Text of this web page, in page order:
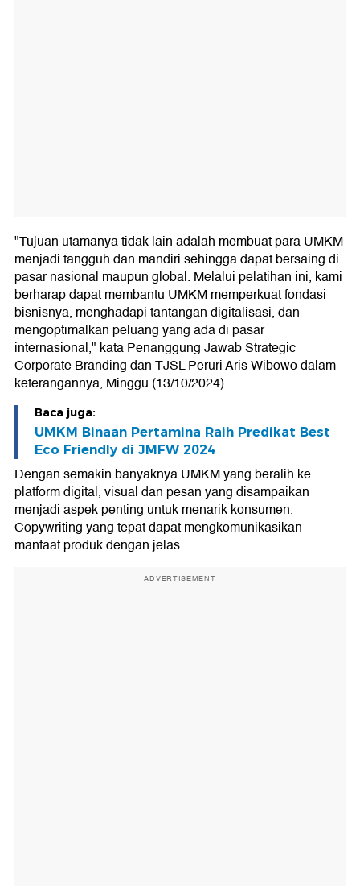
"Tujuan utamanya tidak lain adalah membuat para UMKM
menjadi tangguh dan mandiri sehingga dapat bersaing di
pasar nasional maupun global. Melalui pelatihan ini, kami
berharap dapat membantu UMKM memperkuat fondasi
bisnisnya, menghadapi tantangan digitalisasi, dan
mengoptimalkan peluang yang ada di pasar
internasional," kata Penanggung Jawab Strategic
Corporate Branding dan TJSL Peruri Aris Wibowo dalam
keterangannya, Minggu (13/10/2024).
Baca juga:
UMKM Binaan Pertamina Raih Predikat Best
Eco Friendly di JMFW 2024
Dengan semakin banyaknya UMKM yang beralih ke
platform digital, visual dan pesan yang disampaikan
menjadi aspek penting untuk menarik konsumen.
Copywriting yang tepat dapat mengkomunikasikan
manfaat produk dengan jelas.
ADVERTISEMENT